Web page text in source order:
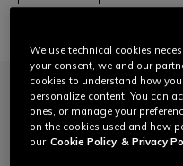
We use technical cookies
your consent, we and our
cookies to understand how
personalize content. You can
ones, or manage your
on the cookies used and how
our Cookie Policy & Privacy